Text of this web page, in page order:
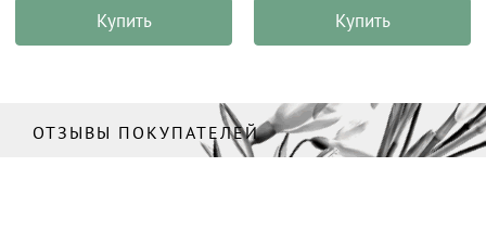
Купить Купить
ОТЗЫВЫ ПОКУПАТЕЛЕЙ